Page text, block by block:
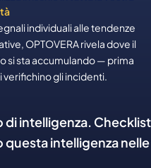
individuali alle tendenze
OPTOVERA rivela dove il
si sta accumulando — prima
verifichino gli incidenti.​
di intelligenza.
intelligenza